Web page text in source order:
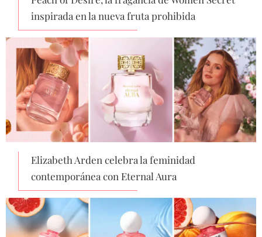
inspirada en la nueva fruta prohibida
Elizabeth Arden celebra la feminidad
contemporánea con Eternal Aura